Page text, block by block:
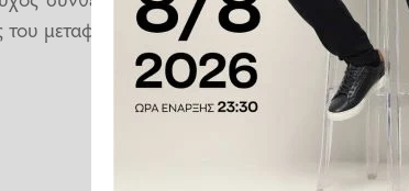
μεταφέρθηκε στο Νοσοκομείο Βόλου, όπου